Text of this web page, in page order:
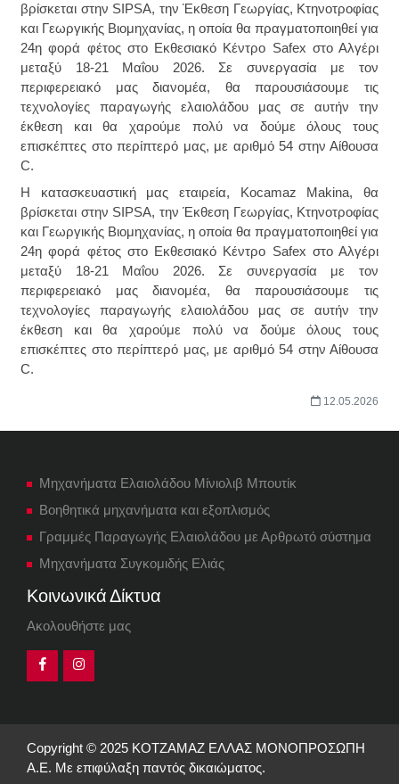
βρίσκεται στην SIPSA, την Έκθεση Γεωργίας, Κτηνοτροφίας
και Γεωργικής Βιομηχανίας, η οποία θα πραγματοποιηθεί για
24η φορά φέτος στο Εκθεσιακό Κέντρο Safex στο Αλγέρι
μεταξύ 18-21 Μαΐου 2026. Σε συνεργασία με τον
περιφερειακό μας διανομέα, θα παρουσιάσουμε τις
τεχνολογίες παραγωγής ελαιολάδου μας σε αυτήν την
έκθεση και θα χαρούμε πολύ να δούμε όλους τους
επισκέπτες στο περίπτερό μας, με αριθμό 54 στην Αίθουσα
C.
Η κατασκευαστική μας εταιρεία, Kocamaz Makina, θα
βρίσκεται στην SIPSA, την Έκθεση Γεωργίας, Κτηνοτροφίας
και Γεωργικής Βιομηχανίας, η οποία θα πραγματοποιηθεί για
24η φορά φέτος στο Εκθεσιακό Κέντρο Safex στο Αλγέρι
μεταξύ 18-21 Μαΐου 2026. Σε συνεργασία με τον
περιφερειακό μας διανομέα, θα παρουσιάσουμε τις
τεχνολογίες παραγωγής ελαιολάδου μας σε αυτήν την
έκθεση και θα χαρούμε πολύ να δούμε όλους τους
επισκέπτες στο περίπτερό μας, με αριθμό 54 στην Αίθουσα
C.
12.05.2026
Μηχανήματα Ελαιολάδου Μίνιολιβ Μπουτίκ
Βοηθητικά μηχανήματα και εξοπλισμός
Γραμμές Παραγωγής Ελαιολάδου με Αρθρωτό σύστημα
Μηχανήματα Συγκομιδής Ελιάς
Κοινωνικά Δίκτυα
Ακολουθήστε μας
Copyright © 2025 ΚΟΤΖΑΜΑΖ ΕΛΛΑΣ ΜΟΝΟΠΡΟΣΩΠΗ
Α.Ε. Με επιφύλαξη παντός δικαιώματος.